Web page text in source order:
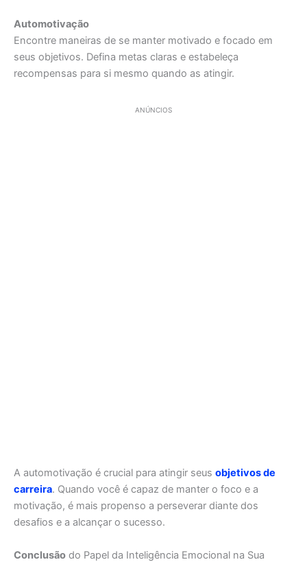
Automotivação
Encontre maneiras de se manter motivado e focado em
seus objetivos. Defina metas claras e estabeleça
recompensas para si mesmo quando as atingir.
ANÚNCIOS
A automotivação é crucial para atingir seus objetivos de
carreira. Quando você é capaz de manter o foco e a
motivação, é mais propenso a perseverar diante dos
desafios e a alcançar o sucesso.
Conclusão do Papel da Inteligência Emocional na Sua